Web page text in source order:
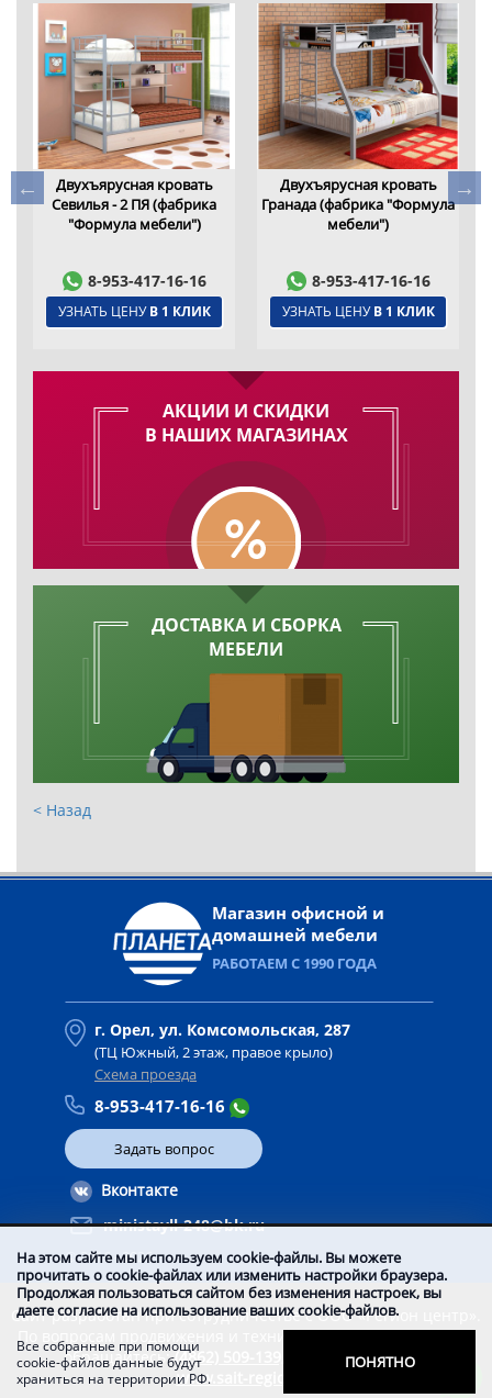
Двухъярусная кровать
Севилья - 2 ПЯ (фабрика
"Формула мебели")
8-953-417-16-16
УЗНАТЬ ЦЕНУВ 1 КЛИК
Двухъярусная кровать
Гранада (фабрика "Формула
мебели")
8-953-417-16-16
УЗНАТЬ ЦЕНУВ 1 КЛИК
АКЦИИ И СКИДКИ
В НАШИХ МАГАЗИНАХ
ДОСТАВКА И СБОРКА
МЕБЕЛИ
< Назад
Магазин офисной и
домашней мебели
РАБОТАЕМ С 1990 ГОДА
г. Орел, ул. Комсомольская, 287
(ТЦ Южный, 2 этаж, правое крыло)
Схема проезда
8-953-417-16-16
Задать вопрос
Вконтакте
ministayll-248@bk.ru
© 2016 -2026
Сайт разработан при сотрудничестве с ООО «Регион центр».
По вопросам продвижения и технической поддержки сайта
обращайтесь:(4862) 509-139,
manager@vorle.ru,
www.sait-region.ru
На этом сайте мы используем cookie-файлы. Вы можете
прочитать о cookie-файлах или изменить настройки браузера.
Продолжая пользоваться сайтом без изменения настроек, вы
даете согласие на использование ваших cookie-файлов.
Все собранные при помощи
cookie-файлов данные будут
храниться на территории РФ.
ПОНЯТНО